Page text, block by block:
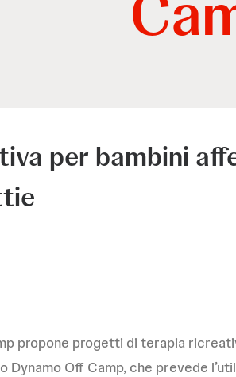
per bambini
propone progetti di terapia
Off Camp, che prevede